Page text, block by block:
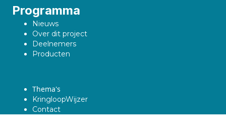
Programma
Nieuws
Over dit project
Deelnemers
Producten
Thema's
KringloopWijzer
Contact